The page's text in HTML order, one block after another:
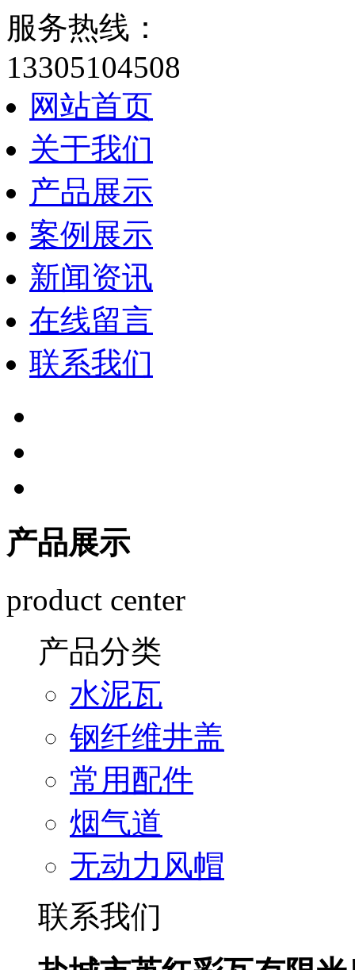
服务热线：
13305104508
网站首页
关于我们
产品展示
案例展示
新闻资讯
在线留言
联系我们
产品展示
product center
产品分类
水泥瓦
钢纤维井盖
常用配件
烟气道
无动力风帽
联系我们